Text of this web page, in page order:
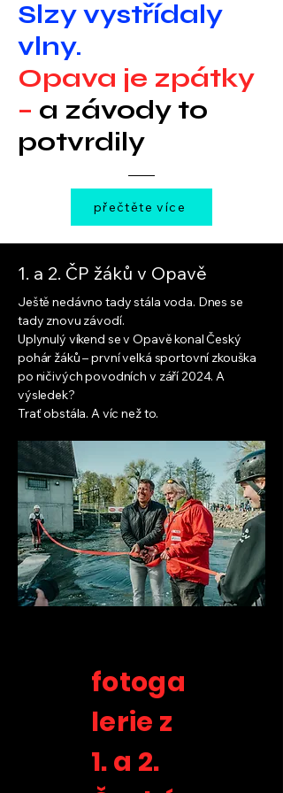
Slzy vystřídaly
vlny.
Opava je zpátky
– a závody to
potvrdily
přečtěte více
1. a 2. ČP žáků v Opavě
Ještě nedávno tady stála voda. Dnes se
tady znovu závodí.
Uplynulý víkend se v Opavě konal Český
pohár žáků – první velká sportovní zkouška
po ničivých povodních v září 2024. A
výsledek?
Trať obstála. A víc než to.
fotoga
lerie z
1. a 2.